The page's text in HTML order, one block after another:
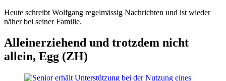
Heute schreibt Wolfgang regelmässig Nachrichten und ist wieder
näher bei seiner Familie.
Alleinerziehend und trotzdem nicht
allein, Egg (ZH)